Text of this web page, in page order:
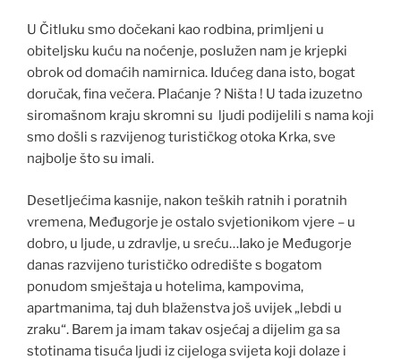
U Čitluku smo dočekani kao rodbina, primljeni u
obiteljsku kuću na noćenje, poslužen nam je krjepki
obrok od domaćih namirnica. Idućeg dana isto, bogat
doručak, fina večera. Plaćanje ? Ništa ! U tada izuzetno
siromašnom kraju skromni su ljudi podijelili s nama koji
smo došli s razvijenog turističkog otoka Krka, sve
najbolje što su imali.
Desetljećima kasnije, nakon teških ratnih i poratnih
vremena, Međugorje je ostalo svjetionikom vjere – u
dobro, u ljude, u zdravlje, u sreću…Iako je Međugorje
danas razvijeno turističko odredište s bogatom
ponudom smještaja u hotelima, kampovima,
apartmanima, taj duh blaženstva još uvijek „lebdi u
zraku“. Barem ja imam takav osjećaj a dijelim ga sa
stotinama tisuća ljudi iz cijeloga svijeta koji dolaze i